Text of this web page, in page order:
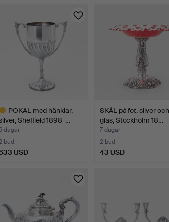
POKAL med hänklar,
Sheffield 1898-…
dagar
bud
USD
SKÅL på fot, silver och
glas, Stockholm 18…
7 dagar
2 bud
43 USD